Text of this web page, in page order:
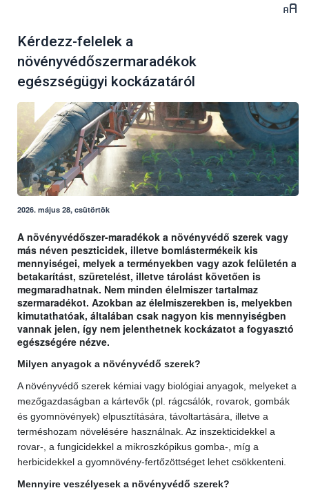
Kérdezz-felelek a
növényvédőszermaradékok
egészségügyi kockázatáról
2026. május 28, csütörtök
A növényvédőszer-maradékok a növényvédő szerek vagy
más néven peszticidek, illetve bomlástermékeik kis
mennyiségei, melyek a terményekben vagy azok felületén a
betakarítást, szüretelést, illetve tárolást követően is
megmaradhatnak. Nem minden élelmiszer tartalmaz
szermaradékot. Azokban az élelmiszerekben is, melyekben
kimutathatóak, általában csak nagyon kis mennyiségben
vannak jelen, így nem jelenthetnek kockázatot a fogyasztó
egészségére nézve.
Milyen anyagok a növényvédő szerek?
A növényvédő szerek kémiai vagy biológiai anyagok, melyeket a
mezőgazdaságban a kártevők (pl. rágcsálók, rovarok, gombák
és gyomnövények) elpusztítására, távoltartására, illetve a
terméshozam növelésére használnak. Az inszekticidekkel a
rovar-, a fungicidekkel a mikroszkópikus gomba-, míg a
herbicidekkel a gyomnövény-fertőzöttséget lehet csökkenteni.
Mennyire veszélyesek a növényvédő szerek?